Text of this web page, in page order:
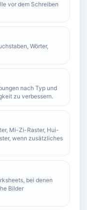
vor dem Schreiben
Wörter,
nach Typ und
zu verbessern.
Mi-Zi-Raster, Hui-
wenn zusätzliches
bei denen
Bilder